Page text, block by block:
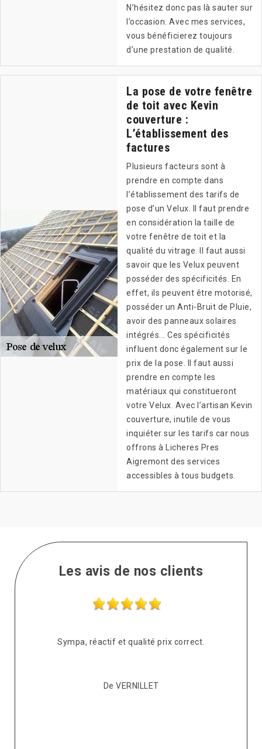
N’hésitez donc pas là sauter sur
l’occasion. Avec mes services,
vous bénéficierez toujours
d’une prestation de qualité.
La pose de votre fenêtre
de toit avec Kevin
couverture :
L’établissement des
factures
Plusieurs facteurs sont à
prendre en compte dans
l’établissement des tarifs de
pose d’un Velux. Il faut prendre
en considération la taille de
votre fenêtre de toit et la
qualité du vitrage. Il faut aussi
savoir que les Velux peuvent
posséder des spécificités. En
effet, ils peuvent être motorisé,
posséder un Anti-Bruit de Pluie,
avoir des panneaux solaires
intégrés... Ces spécificités
influent donc également sur le
prix de la pose. Il faut aussi
prendre en compte les
matériaux qui constitueront
votre Velux. Avec l’artisan Kevin
couverture, inutile de vous
inquiéter sur les tarifs car nous
offrons à Licheres Pres
Aigremont des services
accessibles à tous budgets.
Les avis de nos clients
Sympa, réactif et qualité prix correct.
De VERNILLET